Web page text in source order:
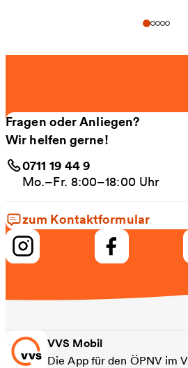
Fragen oder Anliegen?
Wir helfen gerne!
0711 19 44 9
Mo.–Fr. 8:00–18:00 Uhr
zum Kontaktformular
VVS Mobil
Die App für den ÖPNV im